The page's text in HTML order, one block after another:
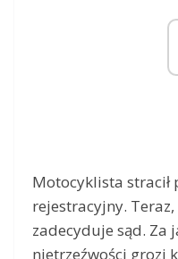
Motocyklista
rejestracyjny.
zadecyduje sąd. Za
nietrzeźwości grozi